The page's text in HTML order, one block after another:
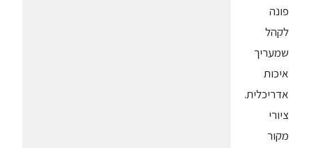
פונה
לקהל
שמעריך
איכות
אדריכלית.
ציורי
מקור